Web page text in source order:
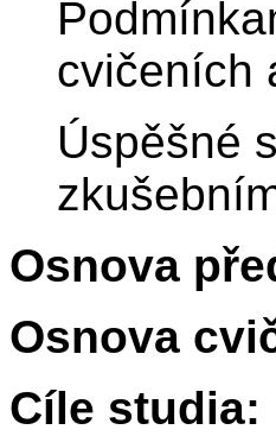
cvičeních
Úspěšné
Osnova
Osnova
Cíle studia: